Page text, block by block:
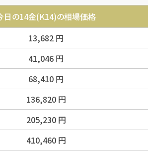
日の14金(K14)の相場価格
13,682 円
41,046 円
68,410 円
136,820 円
205,230 円
410,460 円